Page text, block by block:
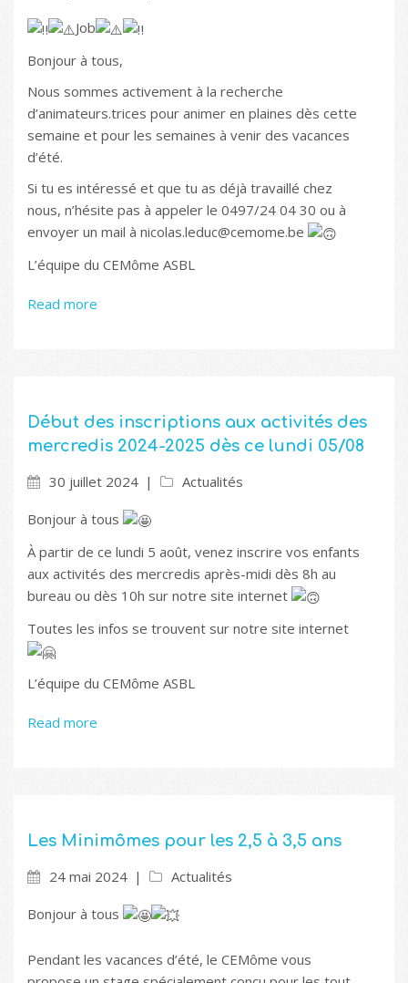
Job
Bonjour à tous,
Nous sommes activement à la recherche
d’animateurs.trices pour animer en plaines dès cette
semaine et pour les semaines à venir des vacances
d’été.
Si tu es intéressé et que tu as déjà travaillé chez
nous, n’hésite pas à appeler le 0497/24 04 30 ou à
envoyer un mail à nicolas.leduc@cemome.be
L’équipe du CEMôme ASBL
Read more
Début des inscriptions aux activités des
mercredis 2024-2025 dès ce lundi 05/08
30 juillet 2024
Actualités
Bonjour à tous
À partir de ce lundi 5 août, venez inscrire vos enfants
aux activités des mercredis après-midi dès 8h au
bureau ou dès 10h sur notre site internet
Toutes les infos se trouvent sur notre site internet
L’équipe du CEMôme ASBL
Read more
Les Minimômes pour les 2,5 à 3,5 ans
24 mai 2024
Actualités
Bonjour à tous
Pendant les vacances d’été, le CEMôme vous